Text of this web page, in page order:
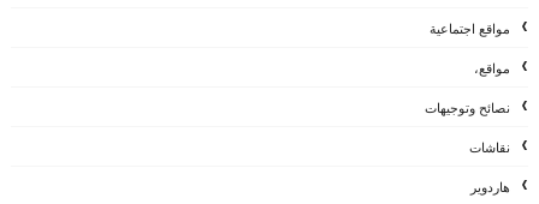
مواقع اجتماعية
مواقع،
نصائح وتوجيهات
نقاشات
هاردوير